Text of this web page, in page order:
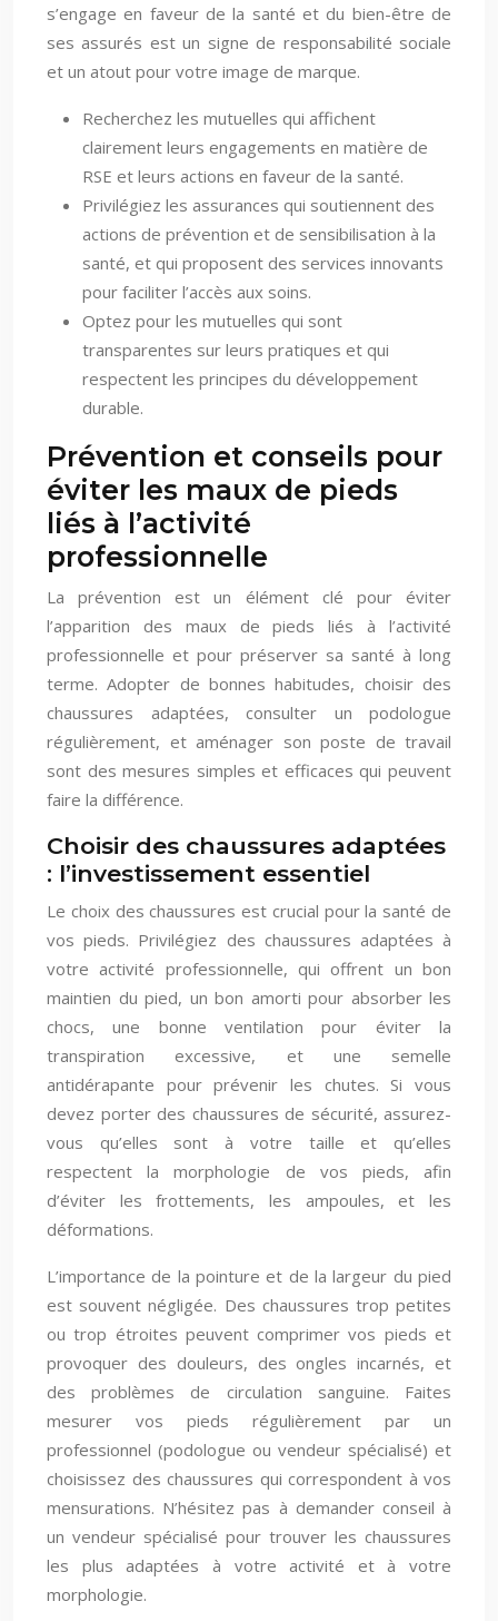
s’engage en faveur de la santé et du bien-être de
ses assurés est un signe de responsabilité sociale
et un atout pour votre image de marque.
Recherchez les mutuelles qui affichent
clairement leurs engagements en matière de
RSE et leurs actions en faveur de la santé.
Privilégiez les assurances qui soutiennent des
actions de prévention et de sensibilisation à la
santé, et qui proposent des services innovants
pour faciliter l’accès aux soins.
Optez pour les mutuelles qui sont
transparentes sur leurs pratiques et qui
respectent les principes du développement
durable.
Prévention et conseils pour
éviter les maux de pieds
liés à l’activité
professionnelle
La prévention est un élément clé pour éviter
l’apparition des maux de pieds liés à l’activité
professionnelle et pour préserver sa santé à long
terme. Adopter de bonnes habitudes, choisir des
chaussures adaptées, consulter un podologue
régulièrement, et aménager son poste de travail
sont des mesures simples et efficaces qui peuvent
faire la différence.
Choisir des chaussures adaptées
: l’investissement essentiel
Le choix des chaussures est crucial pour la santé de
vos pieds. Privilégiez des chaussures adaptées à
votre activité professionnelle, qui offrent un bon
maintien du pied, un bon amorti pour absorber les
chocs, une bonne ventilation pour éviter la
transpiration excessive, et une semelle
antidérapante pour prévenir les chutes. Si vous
devez porter des chaussures de sécurité, assurez-
vous qu’elles sont à votre taille et qu’elles
respectent la morphologie de vos pieds, afin
d’éviter les frottements, les ampoules, et les
déformations.
L’importance de la pointure et de la largeur du pied
est souvent négligée. Des chaussures trop petites
ou trop étroites peuvent comprimer vos pieds et
provoquer des douleurs, des ongles incarnés, et
des problèmes de circulation sanguine. Faites
mesurer vos pieds régulièrement par un
professionnel (podologue ou vendeur spécialisé) et
choisissez des chaussures qui correspondent à vos
mensurations. N’hésitez pas à demander conseil à
un vendeur spécialisé pour trouver les chaussures
les plus adaptées à votre activité et à votre
morphologie.